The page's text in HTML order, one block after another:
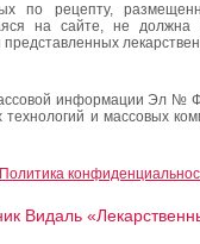
по рецепту,
на сайте, не должна
информации Эл
и массовых
Политика
Видаль